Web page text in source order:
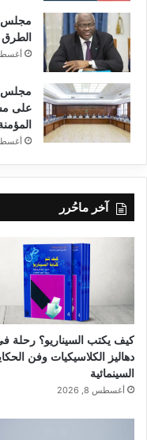
مجلس
الطرق
أغسطس
مجلس
على
أغسطس
آخر ماحُرر
كيف يكتب السيناريو؟ رحلة
دهاليز الكلاسيكيات وفن
السينمائية
أغسطس 8, 2026